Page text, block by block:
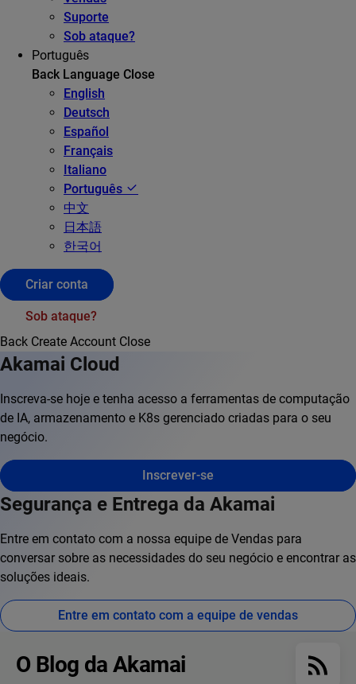
Suporte
Sob ataque?
Português
Back Language Close
English
Deutsch
Español
Français
Italiano
Português
中文
日本語
한국어
Criar conta
Sob ataque?
Back Create Account Close
Akamai Cloud
Inscreva-se hoje e tenha acesso a ferramentas de computação
de IA, armazenamento e K8s gerenciado criadas para o seu
negócio.
Inscrever-se
Segurança e Entrega da Akamai
Entre em contato com a nossa equipe de Vendas para
conversar sobre as necessidades do seu negócio e encontrar as
soluções ideais.
Entre em contato com a equipe de vendas
O Blog da Akamai